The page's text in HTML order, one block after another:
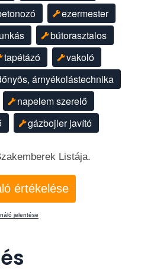
ezermester
bútorasztalos
tapétázó
vakoló
árnyékolástechnika
napelem szerelő
gázbojler javító
Listája.
értékelése
jelentése